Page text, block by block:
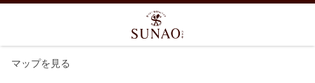
マップを見る